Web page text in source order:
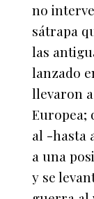
no
sátrapa
las
lanzado
llevaron
Europea;
al -hasta
a una
y se